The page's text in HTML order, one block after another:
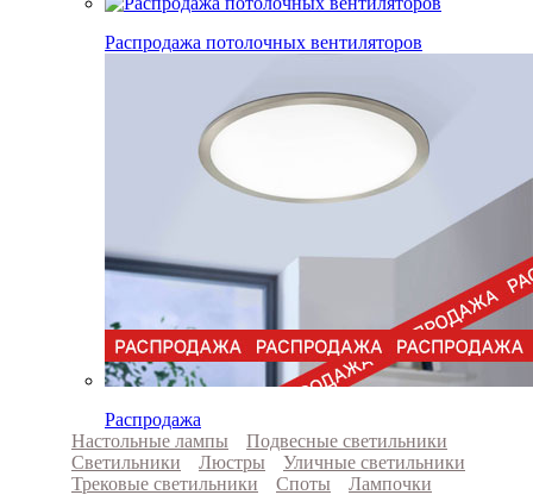
Распродажа потолочных вентиляторов
Распродажа
Настольные лампы
Подвесные светильники
Светильники
Люстры
Уличные светильники
Трековые светильники
Споты
Лампочки